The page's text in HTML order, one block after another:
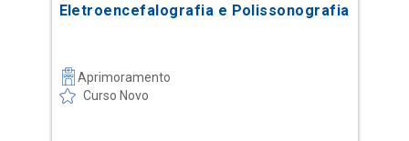
Eletroencefalografia e Polissonografia
Aprimoramento
Curso Novo